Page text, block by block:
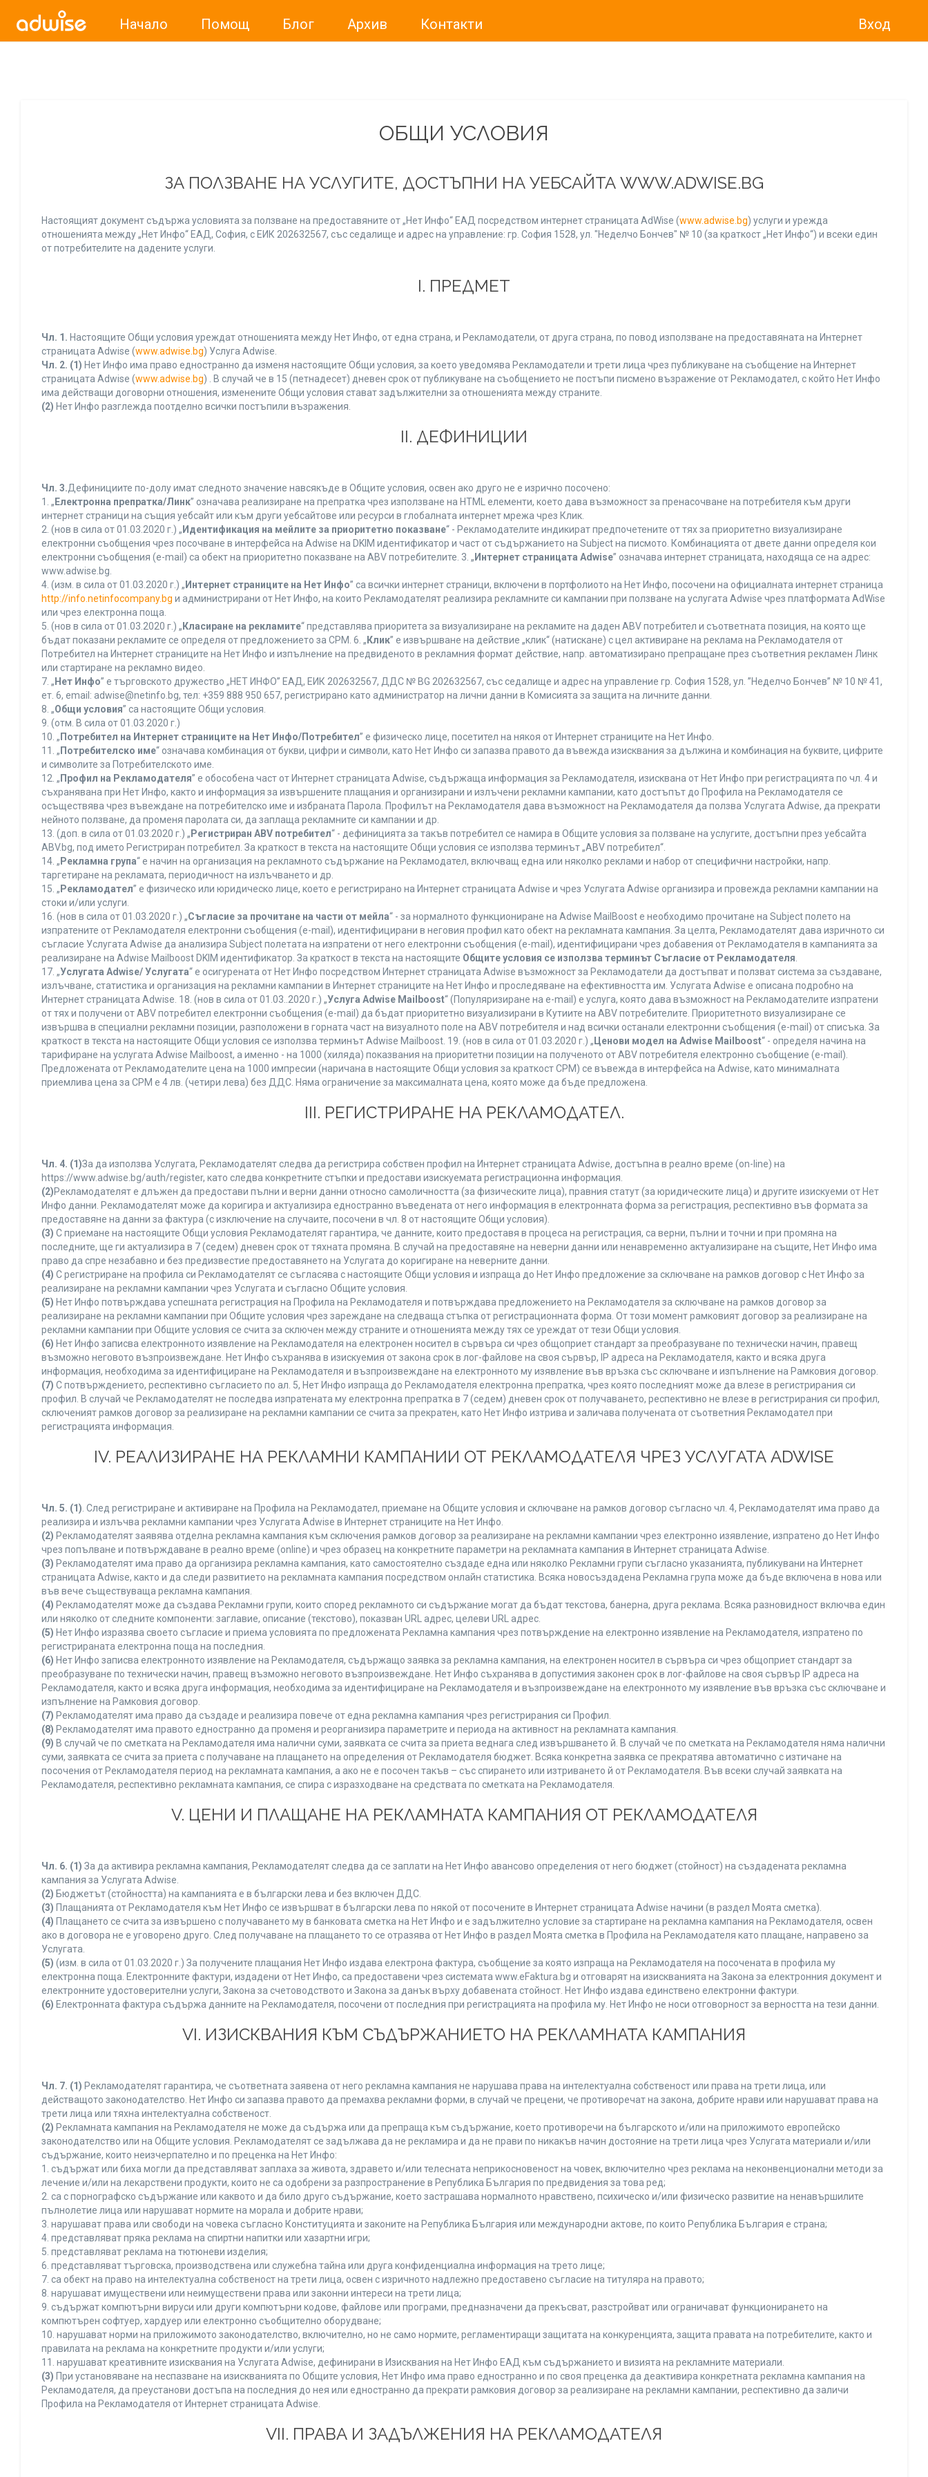
Начало Помощ Блог Архив Контакти Вход
ОБЩИ УСЛОВИЯ
ЗА ПОЛЗВАНЕ НА УСЛУГИТЕ, ДОСТЪПНИ НА УЕБСАЙТА WWW.ADWISE.BG
Настоящият документ съдържа условията за ползване на предоставяните от „Нет Инфо“ ЕАД посредством интернет страницата AdWise (www.adwise.bg) услуги и урежда
отношенията между „Нет Инфо“ ЕАД, София, с ЕИК 202632567, със седалище и адрес на управление: гр. София 1528, ул. "Неделчо Бончев" № 10 (за краткост „Нет Инфо“) и всеки един
от потребителите на дадените услуги.
І. ПРЕДМЕТ
Чл. 1. Настоящите Общи условия уреждат отношенията между Нет Инфо, от една страна, и Рекламодатели, от друга страна, по повод използване на предоставяната на Интернет
страницата Adwise (www.adwise.bg) Услуга Adwise.
Чл. 2. (1) Нет Инфо има право едностранно да изменя настоящите Общи условия, за което уведомява Рекламодатели и трети лица чрез публикуване на съобщение на Интернет
страницата Adwise (www.adwise.bg) . В случай че в 15 (петнадесет) дневен срок от публикуване на съобщението не постъпи писмено възражение от Рекламодател, с който Нет Инфо
има действащи договорни отношения, изменените Общи условия стават задължителни за отношенията между страните.
(2) Нет Инфо разглежда поотделно всички постъпили възражения.
ІІ. ДЕФИНИЦИИ
Чл. 3.Дефинициите по-долу имат следното значение навсякъде в Общите условия, освен ако друго не е изрично посочено:
1. „ Електронна препратка/Линк” означава реализиране на препратка чрез използване на HTML елементи, което дава възможност за пренасочване на потребителя към други
интернет страници на същия уебсайт или към други уебсайтове или ресурси в глобалната интернет мрежа чрез Клик.
2. (нов в сила от 01.03.2020 г.) „ Идентификация на мейлите за приоритетно показване“ - Рекламодателите индикират предпочетените от тях за приоритетно визуализиране
електронни съобщения чрез посочване в интерфейса на Adwise на DKIM идентификатор и част от съдържанието на Subject на писмото. Комбинацията от двете данни определя кои
електронни съобщения (e-mail) са обект на приоритетно показване на ABV потребителите. 3. „ Интернет страницата Adwise” означава интернет страницата, находяща се на адрес:
www.adwise.bg.
4. (изм. в сила от 01.03.2020 г.) „ Интернет страниците на Нет Инфо” са всички интернет страници, включени в портфолиото на Нет Инфо, посочени на официалната интернет страница
http://info.netinfocompany.bg и администрирани от Нет Инфо, на които Рекламодателят реализира рекламните си кампании при ползване на услугата Adwise чрез платформата AdWise
или чрез електронна поща.
5. (нов в сила от 01.03.2020 г.) „ Класиране на рекламите“ представлява приоритета за визуализиране на рекламите на даден ABV потребител и съответната позиция, на която ще
бъдат показани рекламите се определя от предложението за CPM. 6. „ Клик” е извършване на действие „клик“ (натискане) с цел активиране на реклама на Рекламодателя от
Потребител на Интернет страниците на Нет Инфо и изпълнение на предвиденото в рекламния формат действие, напр. автоматизирано препращане през съответния рекламен Линк
или стартиране на рекламно видео.
7. „ Нет Инфо” е търговското дружество „НЕТ ИНФО” ЕАД, ЕИК 202632567, ДДС № BG 202632567, със седалище и адрес на управление гр. София 1528, ул. ”Неделчо Бончев” № 10 № 41,
ет. 6, еmail: adwise@netinfo.bg, тел: +359 888 950 657, регистрирано като администратор на лични данни в Комисията за защита на личните данни.
8. „Общи условия” са настоящите Общи условия.
9. (отм. В сила от 01.03.2020 г.)
10. „ Потребител на Интернет страниците на Нет Инфо/Потребител” е физическо лице, посетител на някоя от Интернет страниците на Нет Инфо.
11. „ Потребителско име“ означава комбинация от букви, цифри и символи, като Нет Инфо си запазва правото да въвежда изисквания за дължина и комбинация на буквите, цифрите
и символите за Потребителското име.
12. „ Профил на Рекламодателя” е обособена част от Интернет страницата Adwise, съдържаща информация за Рекламодателя, изисквана от Нет Инфо при регистрацията по чл. 4 и
съхранявана при Нет Инфо, както и информация за извършените плащания и организирани и излъчени рекламни кампании, като достъпът до Профила на Рекламодателя се
осъществява чрез въвеждане на потребителско име и избраната Парола. Профилът на Рекламодателя дава възможност на Рекламодателя да ползва Услугата Adwise, да прекрати
нейното ползване, да променя паролата си, да заплаща рекламните си кампании и др.
13. (доп. в сила от 01.03.2020 г.) „ Регистриран ABV потребител“ - дефиницията за такъв потребител се намира в Общите условия за ползване на услугите, достъпни през уебсайта
ABV.bg, под името Регистриран потребител. За краткост в текста на настоящите Общи условия се използва терминът „ABV потребител“.
14. „ Рекламна група“ е начин на организация на рекламното съдържание на Рекламодател, включващ една или няколко реклами и набор от специфични настройки, напр.
таргетиране на рекламата, периодичност на излъчването и др.
15. „ Рекламодател” е физическо или юридическо лице, което е регистрирано на Интернет страницата Adwise и чрез Услугата Adwise организира и провежда рекламни кампании на
стоки и/или услуги.
16. (нов в сила от 01.03.2020 г.) „Съгласие за прочитане на части от мейла“ - за нормалното функциониране на Adwise MailBoost е необходимо прочитане на Subject полето на
изпратените от Рекламодателя електронни съобщения (e-mail), идентифицирани в неговия профил като обект на рекламната кампания. За целта, Рекламодателят дава изричното си
съгласие Услугата Adwise да анализира Subject полетата на изпратени от него електронни съобщения (e-mail), идентифицирани чрез добавения от Рекламодателя в кампанията за
реализиране на Adwise Mailboost DKIM идентификатор. За краткост в текста на настоящите Общите условия се използва терминът Съгласие от Рекламодателя
17. „Услугата Adwise/ Услугата“ е осигурената от Нет Инфо посредством Интернет страницата Adwise възможност за Рекламодатели да достъпват и ползват система за създаване,
излъчване, статистика и организация на рекламни кампании в Интернет страниците на Нет Инфо и проследяване на ефективността им. Услугата Adwise е описана подробно на
Интернет страницата Adwise. 18. (нов в сила от 01.03..2020 г.) „Услуга Adwise Mailboost“ (Популяризиране на e-mail) е услуга, която дава възможност на Рекламодателите изпратени
от тях и получени от ABV потребител електронни съобщения (e-mail) да бъдат приоритетно визуализирани в Кутиите на ABV потребителите. Приоритетното визуализиране се
извършва в специални рекламни позиции, разположени в горната част на визуалното поле на ABV потребителя и над всички останали електронни съобщения (e-mail) от списъка. За
краткост в текста на настоящите Общи условия се използва терминът Adwise Mailboost. 19. (нов в сила от 01.03.2020 г.) „ Ценови модел на Adwise Mailboost“ - определя начина на
тарифиране на услугата Adwise Mailboost, а именно - на 1000 (хиляда) показвания на приоритетни позиции на полученото от ABV потребителя електронно съобщение (e-mail).
Предложената от Рекламодателите цена на 1000 импресии (наричана в настоящите Общи условия за краткост CPM) се въвежда в интерфейса на Adwise, като минималната
приемлива цена за CPM е 4 лв. (четири лева) без ДДС. Няма ограничение за максималната цена, която може да бъде предложена.
ІІІ. РЕГИСТРИРАНЕ НА РЕКЛАМОДАТЕЛ.
Чл. 4. (1)За да използва Услугата, Рекламодателят следва да регистрира собствен профил на Интернет страницата Adwise, достъпна в реално време (on-line) на
https://www.adwise.bg/auth/register, като следва конкретните стъпки и предостави изискуемата регистрационна информация.
(2)Рекламодателят е длъжен да предостави пълни и верни данни относно самоличността (за физическите лица), правния статут (за юридическите лица) и другите изискуеми от Нет
Инфо данни. Рекламодателят може да коригира и актуализира едностранно въведената от него информация в електронната форма за регистрация, респективно във формата за
предоставяне на данни за фактура (с изключение на случаите, посочени в чл. 8 от настоящите Общи условия).
(3) С приемане на настоящите Общи условия Рекламодателят гарантира, че данните, които предоставя в процеса на регистрация, са верни, пълни и точни и при промяна на
последните, ще ги актуализира в 7 (седем) дневен срок от тяхната промяна. В случай на предоставяне на неверни данни или ненавременно актуализиране на същите, Нет Инфо има
право да спре незабавно и без предизвестие предоставянето на Услугата до коригиране на неверните данни.
(4) С регистриране на профила си Рекламодателят се съгласява с настоящите Общи условия и изпраща до Нет Инфо предложение за сключване на рамков договор с Нет Инфо за
реализиране на рекламни кампании чрез Услугата и съгласно Общите условия.
(5) Нет Инфо потвърждава успешната регистрация на Профила на Рекламодателя и потвърждава предложението на Рекламодателя за сключване на рамков договор за
реализиране на рекламни кампании при Общите условия чрез зареждане на следваща стъпка от регистрационната форма. От този момент рамковият договор за реализиране на
рекламни кампании при Общите условия се счита за сключен между страните и отношенията между тях се уреждат от тези Общи условия.
(6) Нет Инфо записва електронното изявление на Рекламодателя на електронен носител в сървъра си чрез общоприет стандарт за преобразуване по технически начин, правещ
възможно неговото възпроизвеждане. Нет Инфо съхранява в изискуемия от закона срок в лог-файлове на своя сървър, IP адреса на Рекламодателя, както и всяка друга
информация, необходима за идентифициране на Рекламодателя и възпроизвеждане на електронното му изявление във връзка със сключване и изпълнение на Рамковия договор.
(7) С потвърждението, респективно съгласието по ал. 5, Нет Инфо изпраща до Рекламодателя електронна препратка, чрез която последният може да влезе в регистрирания си
профил. В случай че Рекламодателят не последва изпратената му електронна препратка в 7 (седем) дневен срок от получаването, респективно не влезе в регистрирания си профил,
сключеният рамков договор за реализиране на рекламни кампании се счита за прекратен, като Нет Инфо изтрива и заличава получената от съответния Рекламодател при
регистрацията информация.
IV. РЕАЛИЗИРАНЕ НА РЕКЛАМНИ КАМПАНИИ ОТ РЕКЛАМОДАТЕЛЯ ЧРЕЗ УСЛУГАТА ADWISE
Чл. 5. (1) . След регистриране и активиране на Профила на Рекламодател, приемане на Общите условия и сключване на рамков договор съгласно чл. 4, Рекламодателят има право да
реализира и излъчва рекламни кампании чрез Услугата Adwise в Интернет страниците на Нет Инфо.
(2) Рекламодателят заявява отделна рекламна кампания към сключения рамков договор за реализиране на рекламни кампании чрез електронно изявление, изпратено до Нет Инфо
чрез попълване и потвърждаване в реално време (online) и чрез образец на конкретните параметри на рекламната кампания в Интернет страницата Adwise.
(3) Рекламодателят има право да организира рекламна кампания, като самостоятелно създаде една или няколко Рекламни групи съгласно указанията, публикувани на Интернет
страницата Adwise, както и да следи развитието на рекламната кампания посредством онлайн статистика. Всяка новосъздадена Рекламна група може да бъде включена в нова или
във вече съществуваща рекламна кампания.
(4) Рекламодателят може да създава Рекламни групи, които според рекламното си съдържание могат да бъдат текстова, банерна, друга реклама. Всяка разновидност включва един
или няколко от следните компоненти: заглавие, описание (текстово), показван URL адрес, целеви URL адрес.
(5) Нет Инфо изразява своето съгласие и приема условията по предложената Рекламна кампания чрез потвърждение на електронно изявление на Рекламодателя, изпратено по
регистрираната електронна поща на последния.
(6) Нет Инфо записва електронното изявление на Рекламодателя, съдържащо заявка за рекламна кампания, на електронен носител в сървъра си чрез общоприет стандарт за
преобразуване по технически начин, правещ възможно неговото възпроизвеждане. Нет Инфо съхранява в допустимия законен срок в лог-файлове на своя сървър IP адреса на
Рекламодателя, както и всяка друга информация, необходима за идентифициране на Рекламодателя и възпроизвеждане на електронното му изявление във връзка със сключване и
изпълнение на Рамковия договор.
(7) Рекламодателят има право да създаде и реализира повече от една рекламна кампания чрез регистрирания си Профил.
(8) Рекламодателят има правото едностранно да променя и реорганизира параметрите и периода на активност на рекламната кампания.
(9) В случай че по сметката на Рекламодателя има налични суми, заявката се счита за приета веднага след извършването й. В случай че по сметката на Рекламодателя няма налични
суми, заявката се счита за приета с получаване на плащането на определения от Рекламодателя бюджет. Всяка конкретна заявка се прекратява автоматично с изтичане на
посочения от Рекламодателя период на рекламната кампания, а ако не е посочен такъв – със спирането или изтриването й от Рекламодателя. Във всеки случай заявката на
Рекламодателя, респективно рекламната кампания, се спира с изразходване на средствата по сметката на Рекламодателя.
V. ЦЕНИ И ПЛАЩАНЕ НА РЕКЛАМНАТА КАМПАНИЯ ОТ РЕКЛАМОДАТЕЛЯ
Чл. 6. (1) За да активира рекламна кампания, Рекламодателят следва да се заплати на Нет Инфо авансово определения от него бюджет (стойност) на създадената рекламна
кампания за Услугата Adwise.
(2) Бюджетът (стойността) на кампанията е в български лева и без включен ДДС.
(3) Плащанията от Рекламодателя към Нет Инфо се извършват в български лева по някой от посочените в Интернет страницата Adwise начини (в раздел Моята сметка).
(4) Плащането се счита за извършено с получаването му в банковата сметка на Нет Инфо и е задължително условие за стартиране на рекламна кампания на Рекламодателя, освен
ако в договора не е уговорено друго. След получаване на плащането то се отразява от Нет Инфо в раздел Моята сметка в Профила на Рекламодателя като плащане, направено за
Услугата.
(5) (изм. в сила от 01.03.2020 г.) За получените плащания Нет Инфо издава електрона фактура, съобщение за която изпраща на Рекламодателя на посочената в профила му
електронна поща. Електронните фактури, издадени от Нет Инфо, са предоставени чрез системата www.eFaktura.bg и отговарят на изискванията на Закона за електронния документ и
електронните удостоверителни услуги, Закона за счетоводството и Закона за данък върху добавената стойност. Нет Инфо издава единствено електронни фактури.
(6) Електронната фактура съдържа данните на Рекламодателя, посочени от последния при регистрацията на профила му. Нет Инфо не носи отговорност за верността на тези данни.
VI. ИЗИСКВАНИЯ КЪМ СЪДЪРЖАНИЕТО НА РЕКЛАМНАТА КАМПАНИЯ
Чл. 7. (1) Рекламодателят гарантира, че съответната заявена от него рекламна кампания не нарушава права на интелектуална собственост или права на трети лица, или
действащото законодателство. Нет Инфо си запазва правото да премахва рекламни форми, в случай че прецени, че противоречат на закона, добрите нрави или нарушават права на
трети лица или тяхна интелектуална собственост.
(2) Рекламната кампания на Рекламодателя не може да съдържа или да препраща към съдържание, което противоречи на българското и/или на приложимото европейско
законодателство или на Общите условия. Рекламодателят се задължава да не рекламира и да не прави по никакъв начин достояние на трети лица чрез Услугата материали и/или
съдържание, които неизчерпателно и по преценка на Нет Инфо:
1. съдържат или биха могли да представляват заплаха за живота, здравето и/или телесната неприкосновеност на човек, включително чрез реклама на неконвенционални методи за
лечение и/или на лекарствени продукти, които не са одобрени за разпространение в Република България по предвидения за това ред;
2. са с порнографско съдържание или каквото и да било друго съдържание, което застрашава нормалното нравствено, психическо и/или физическо развитие на ненавършилите
пълнолетие лица или нарушават нормите на морала и добрите нрави;
3. нарушават права или свободи на човека съгласно Конституцията и законите на Република България или международни актове, по които Република България е страна;
4. представляват пряка реклама на спиртни напитки или хазартни игри;
5. представляват реклама на тютюневи изделия;
6. представляват търговска, производствена или служебна тайна или друга конфиденциална информация на трето лице;
7. са обект на право на интелектуална собственост на трети лица, освен с изричното надлежно предоставено съгласие на титуляра на правото;
8. нарушават имуществени или неимуществени права или законни интереси на трети лица;
9. съдържат компютърни вируси или други компютърни кодове, файлове или програми, предназначени да прекъсват, разстройват или ограничават функционирането на
компютърен софтуер, хардуер или електронно съобщително оборудване;
10. нарушават норми на приложимото законодателство, включително, но не само нормите, регламентиращи защитата на конкуренцията, защита правата на потребителите, както и
правилата на реклама на конкретните продукти и/или услуги;
11. нарушават креативните изисквания на Услугата Adwise, дефинирани в Изисквания на Нет Инфо ЕАД към съдържанието и визията на рекламните материали.
(3) При установяване на неспазване на изискванията по Общите условия, Нет Инфо има право едностранно и по своя преценка да деактивира конкретната рекламна кампания на
Рекламодателя, да преустанови достъпа на последния до нея или едностранно да прекрати рамковия договор за реализиране на рекламни кампании, респективно да заличи
Профила на Рекламодателя от Интернет страницата Adwise.
VII. ПРАВА И ЗАДЪЛЖЕНИЯ НА РЕКЛАМОДАТЕЛЯ